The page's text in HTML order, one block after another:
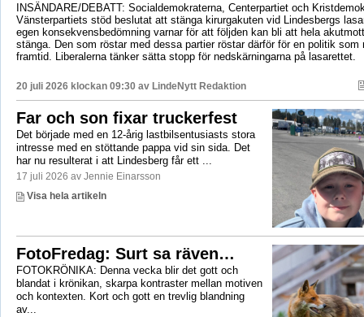
INSÄNDARE/DEBATT: Socialdemokraterna, Centerpartiet och
Vänsterpartiets stöd beslutat att stänga kirurgakuten vid Lindesbergs
egen konsekvensbedömning varnar för att följden kan bli att hela
stänga. Den som röstar med dessa partier röstar därför för en politik som
framtid. Liberalerna tänker sätta stopp för nedskärningarna på lasarettet.
20 juli 2026 klockan 09:30 av LindeNytt Redaktion
Far och son fixar truckerfest
Det började med en 12-årig lastbilsentusiasts stora
intresse med en stöttande pappa vid sin sida. Det
har nu resulterat i att Lindesberg får ett ...
17 juli 2026 av Jennie Einarsson
Visa hela artikeln
FotoFredag: Surt sa räven…
FOTOKRÖNIKA: Denna vecka blir det gott och
blandat i krönikan, skarpa kontraster mellan motiven
och kontexten. Kort och gott en trevlig blandning
av...